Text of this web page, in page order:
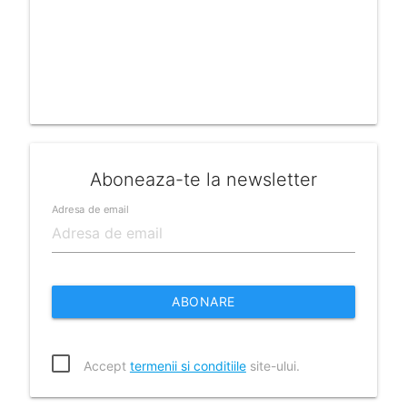
Aboneaza-te la newsletter
Adresa de email
ABONARE
Accept termenii si conditiilesite-ului.